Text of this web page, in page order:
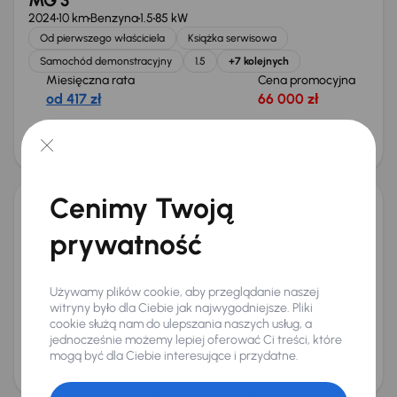
202410 kmBenzyna1.585 kW
Od pierwszego właściciela
Książka serwisowa
Samochód demonstracyjny
1.5 +7 kolejnych
Miesięczna rata
od 417 zł
Cena promocyjna
66 000 zł
70 000 zł
MG 3
202410 kmBenzyna1.585 kW
Od pierwszego właściciela
Samochód demonstracyjny
+7 kolejnych
Miesięczna rata
od 417 zł
Cena promocyjna
66 000 zł
Cena
Od nowego taniej o 7 360 zł
Cenimy Twoją
prywatność
Używamy plików cookie, aby przeglądanie naszej
witryny było dla Ciebie jak najwygodniejsze. Pliki
cookie służą nam do ulepszania naszych usług, a
jednocześnie możemy lepiej oferować Ci treści, które
mogą być dla Ciebie interesujące i przydatne.